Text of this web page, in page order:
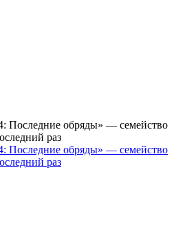
Последние обряды» — семейство
раз
Последние обряды» — семейство
раз